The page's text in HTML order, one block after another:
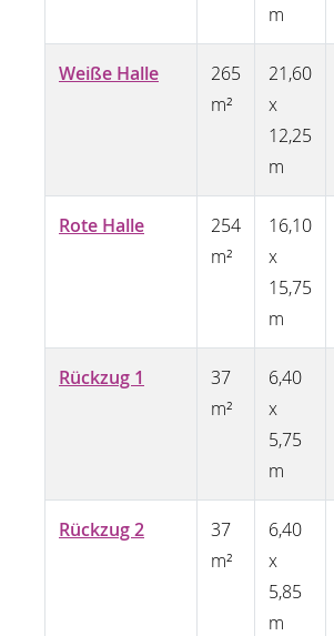
m
Weiße Halle
265
m²
21,60
x
12,25
m
Rote Halle
254
m²
16,10
x
15,75
m
Rückzug 1
37
m²
6,40
x
5,75
m
Rückzug 2
37
m²
6,40
x
5,85
m